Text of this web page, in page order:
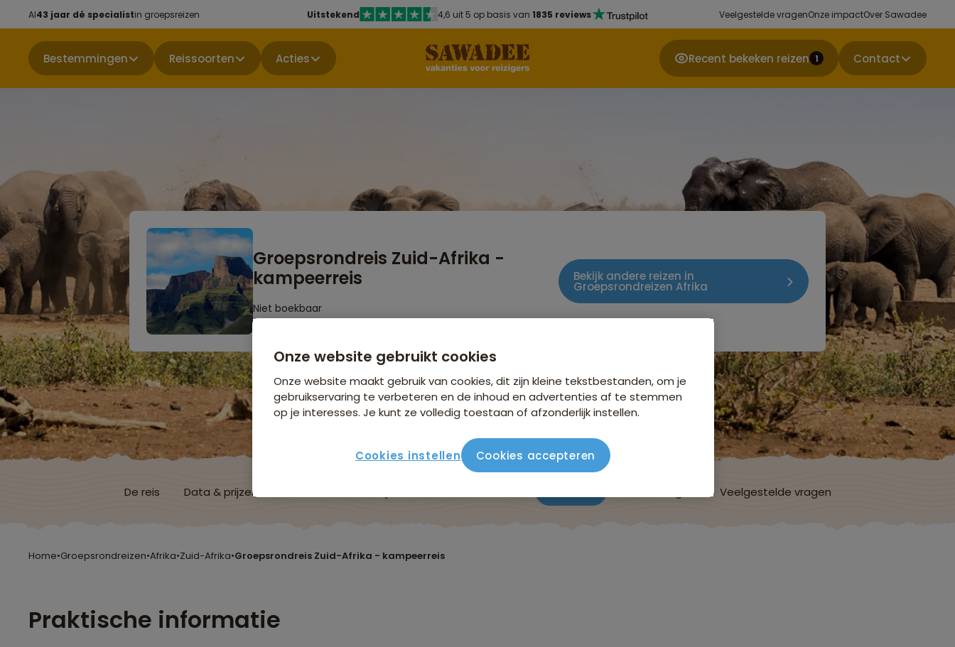
Al43 jaar dé specialistin groepsreizen Uitstekend 4,6 uit 5 op basis van 1835 reviews Veelgestelde vragenOnze impactOver Sawadee
Bestemmingen Reissoorten Acties Recent bekeken reizen 1 Contact
Groepsrondreis Zuid-Afrika -
kampeerreis
Niet boekbaar
Bekijk andere reizen in
Groepsrondreizen Afrika
De reis Data & prijzen Veelgestelde vragen
Home•Groepsrondreizen•Afrika•Zuid-Afrika•Groepsrondreis Zuid-Afrika - kampeerreis
Praktische informatie
Onze website gebruikt cookies
Onze website maakt gebruik van cookies, dit zijn kleine tekstbestanden, om je
gebruikservaring te verbeteren en de inhoud en advertenties af te stemmen
op je interesses. Je kunt ze volledig toestaan of afzonderlijk instellen.
Cookies instellen Cookies accepteren